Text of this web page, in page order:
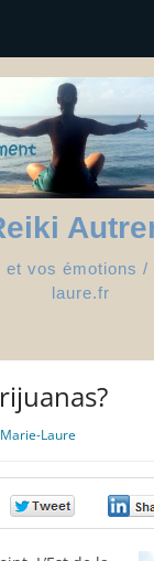
vos émotions /
laure.fr
Marie-Laure